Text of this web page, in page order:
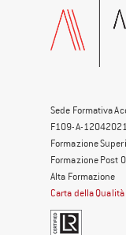
Sede Formativa
F109-A-
Formazione
Formazione Post
Alta Formazione
Carta della